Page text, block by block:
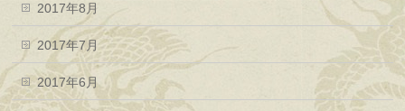
2017年8月
2017年7月
2017年6月